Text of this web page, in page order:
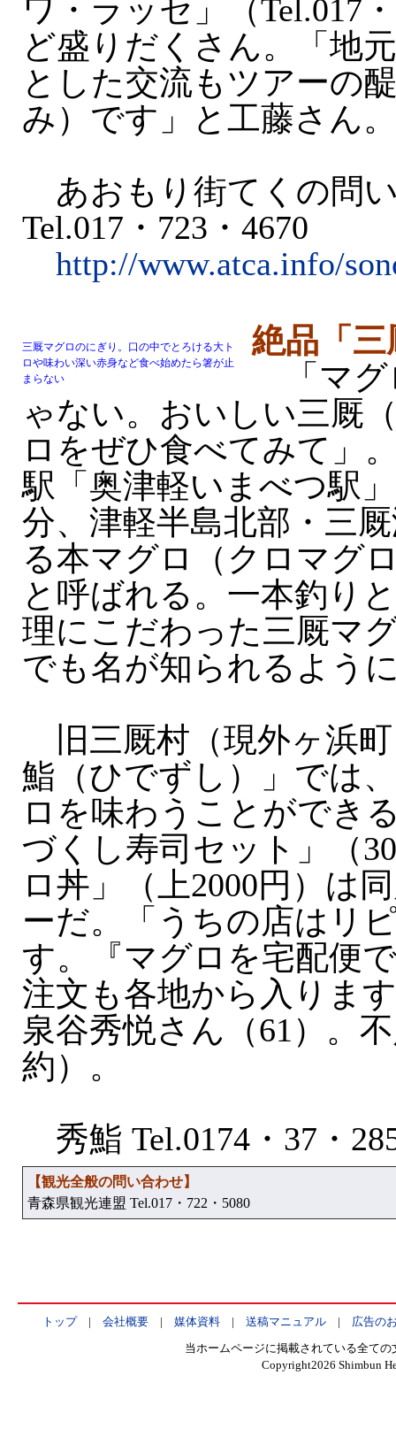
ワ・ラッセ」（Tel.017
ど盛りだくさん。「地
とした交流もツアーの
み）です」と工藤さん。
あおもり街てくの問
Tel.017・723・4670
http://www.atca.info/
三厩マグロのにぎり。口の中でとろける大ト
ロや味わい深い赤身など食べ始めたら箸が止
まらない
絶品「
「マグ
ゃない。おいしい三厩
ロをぜひ食べてみて」
駅「奥津軽いまべつ駅
分、津軽半島北部・三
る本マグロ（クロマグ
と呼ばれる。一本釣り
理にこだわった三厩マ
でも名が知られるよう
旧三厩村（現外ヶ浜
鮨（ひでずし）」では
ロを味わうことができ
づくし寿司セット」（
ロ丼」（上2000円）は
ーだ。「うちの店はリ
す。『マグロを宅配便
注文も各地から入りま
泉谷秀悦さん（61）。
約）。
秀鮨 Tel.0174・37・
【観光全般の問い合わせ】
青森県観光連盟 Tel.017・722・5080
トップ| 会社概要| 媒体資料| 送稿マニュアル| 広告の
当ホームページに掲載されている全て
Copyright2026 Shimbun